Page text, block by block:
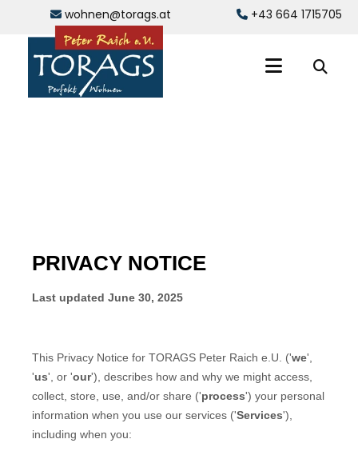
 wohnen@torags.at  +43 664 1715705